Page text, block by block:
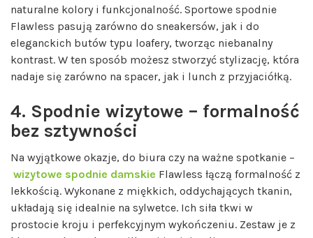
naturalne kolory i funkcjonalność. Sportowe spodnie
Flawless pasują zarówno do sneakersów, jak i do
eleganckich butów typu loafery, tworząc niebanalny
kontrast. W ten sposób możesz stworzyć stylizację, która
nadaje się zarówno na spacer, jak i lunch z przyjaciółką.
4. Spodnie wizytowe – formalność
bez sztywności
Na wyjątkowe okazje, do biura czy na ważne spotkanie –
wizytowe spodnie damskie Flawless łączą formalność z
lekkością. Wykonane z miękkich, oddychających tkanin,
układają się idealnie na sylwetce. Ich siła tkwi w
prostocie kroju i perfekcyjnym wykończeniu. Zestaw je z